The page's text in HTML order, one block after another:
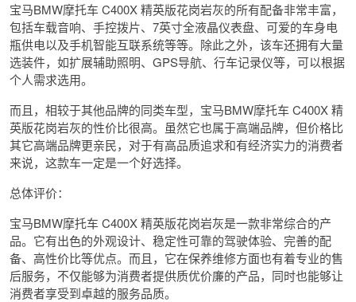
宝马BMW摩托车 C400X 精英版花岗岩灰的所有配备非常丰富，
包括车载音响、手控拨片、7英寸全液晶仪表盘、可爱的车身电
瓶供电以及手机智能互联系统等等。除此之外，该车还拥有大量
选装件，如扩展辅助照明、GPS导航、行车记录仪等，可以根据
个人需求选用。
而且，相较于其他品牌的同类车型，宝马BMW摩托车 C400X 精
英版花岗岩灰的性价比很高。虽然它也属于高端品牌，但价格比
其它高端品牌更亲民，对于有高品质追求和有经济实力的消费者
来说，这款车一定是一个好选择。
总体评价：
宝马BMW摩托车 C400X 精英版花岗岩灰是一款非常综合的产
品。它有出色的外观设计、稳定性可靠的驾驶体验、完善的配
备、高性价比等优点。而且，它在保养维修方面也有着专业的售
后服务，不仅能够为消费者提供质优价廉的产品，同时也能够让
消费者享受到卓越的服务品质。